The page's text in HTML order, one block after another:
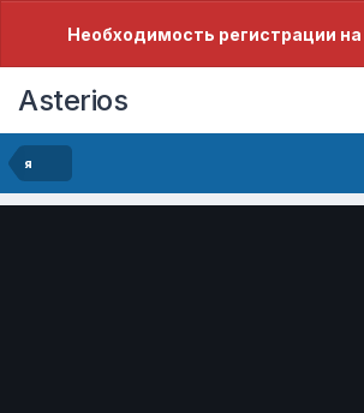
Необходимость регистрации
Asterios
я